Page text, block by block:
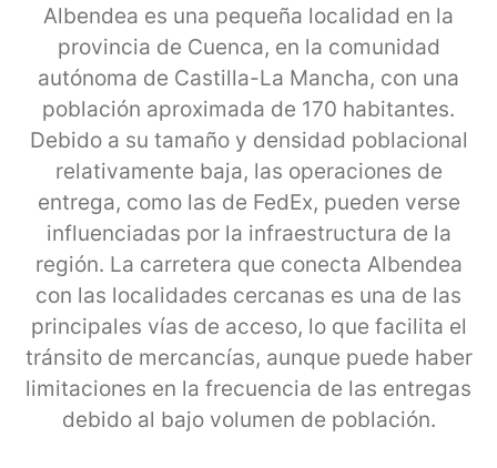
Albendea es una pequeña localidad en la
provincia de Cuenca, en la comunidad
autónoma de Castilla-La Mancha, con una
población aproximada de 170 habitantes.
Debido a su tamaño y densidad poblacional
relativamente baja, las operaciones de
entrega, como las de FedEx, pueden verse
influenciadas por la infraestructura de la
región. La carretera que conecta Albendea
con las localidades cercanas es una de las
principales vías de acceso, lo que facilita el
tránsito de mercancías, aunque puede haber
limitaciones en la frecuencia de las entregas
debido al bajo volumen de población.